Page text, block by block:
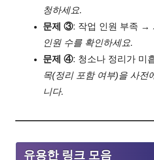
청하세요.
문제 ③: 작업 인원 부족 →
인원 수를 확인하세요.
문제 ④: 청소나 정리가 미
목(정리 포함 여부)을 사전
니다.
유용한 링크 모음